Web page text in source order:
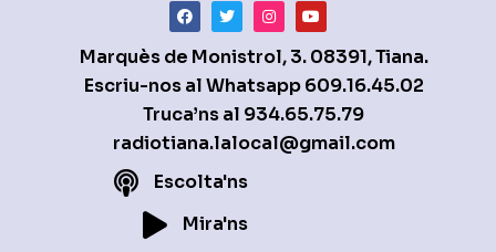
Marquès de Monistrol, 3. 08391, Tiana.
Escriu-nos al Whatsapp609.16.45.02
Truca’ns al 934.65.75.79
radiotiana.lalocal@gmail.com
Escolta'ns
Mira'ns